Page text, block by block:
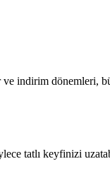
indirim dönemleri,
tatlı keyfinizi